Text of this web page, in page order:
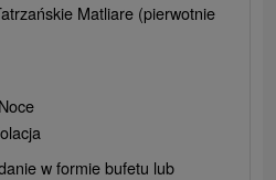
Matliare (pierwotnie
w formie bufetu lub